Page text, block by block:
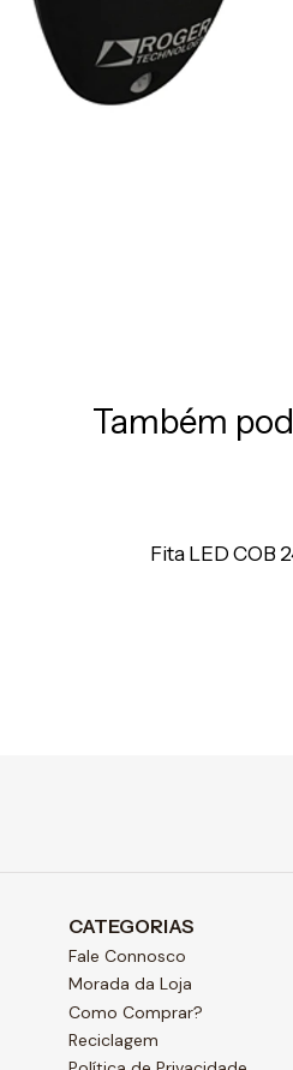
Também
Fita LED COB
CATEGORIAS
Fale Connosco
Morada da Loja
Como Comprar?
Reciclagem